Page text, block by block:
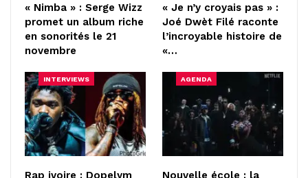
« Nimba » : Serge Wizz
promet un album riche
en sonorités le 21
novembre
« Je n’y croyais pas » :
Joé Dwèt Filé raconte
l’incroyable histoire de
«…
INTERVIEWS
Rap ivoire : Dopelym
AGENDA
Nouvelle école : la